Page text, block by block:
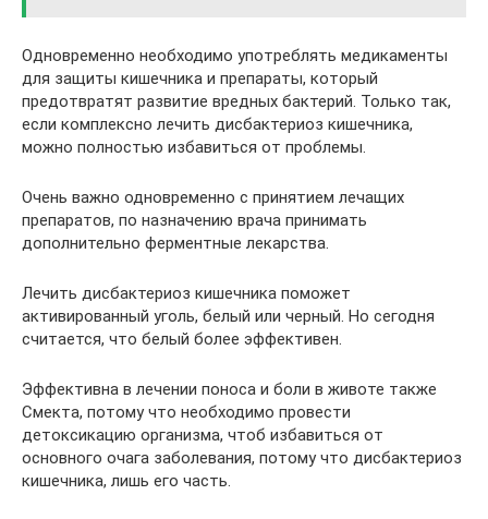
Одновременно необходимо употреблять медикаменты
для защиты кишечника и препараты, который
предотвратят развитие вредных бактерий. Только так,
если комплексно лечить дисбактериоз кишечника,
можно полностью избавиться от проблемы.
Очень важно одновременно с принятием лечащих
препаратов, по назначению врача принимать
дополнительно ферментные лекарства.
Лечить дисбактериоз кишечника поможет
активированный уголь, белый или черный. Но сегодня
считается, что белый более эффективен.
Эффективна в лечении поноса и боли в животе также
Смекта, потому что необходимо провести
детоксикацию организма, чтоб избавиться от
основного очага заболевания, потому что дисбактериоз
кишечника, лишь его часть.